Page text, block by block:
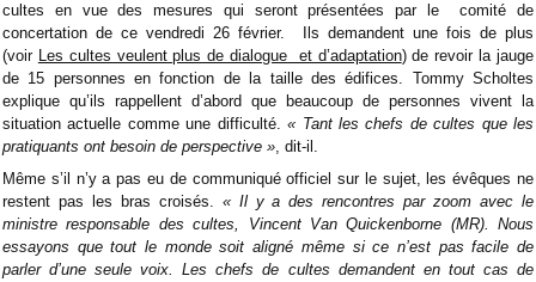
cultes en vue des mesures qui seront présentées par le comité de
concertation de ce vendredi 26 février. Ils demandent une fois de plus
(voir Les cultes veulent plus de dialogue et d’adaptation) de revoir la jauge
de 15 personnes en fonction de la taille des édifices. Tommy Scholtes
explique qu’ils rappellent d’abord que beaucoup de personnes vivent la
situation actuelle comme une difficulté.« Tant les chefs de cultes que les
pratiquants ont besoin de perspective », dit-il.
Même s’il n’y a pas eu de communiqué officiel sur le sujet, les évêques ne
restent pas les bras croisés. « Il y a des rencontres par zoom avec le
ministre responsable des cultes, Vincent Van Quickenborne (MR). Nous
essayons que tout le monde soit aligné même si ce n’est pas facile de
parler d’une seule voix. Les chefs de cultes demandent en tout cas de